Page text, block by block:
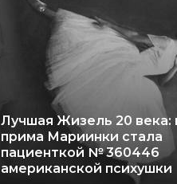
Лучшая Жизель 20 века:
прима Мариинки стала
пациенткой № 360446
американской психушки